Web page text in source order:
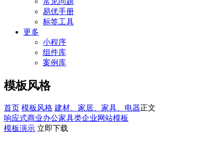
易优手册
标签工具
更多
小程序
组件库
案例库
模板风格
首页 模板风格 建材、家居、家具、电器正文
响应式商业办公家具类企业网站模板
模板演示 立即下载